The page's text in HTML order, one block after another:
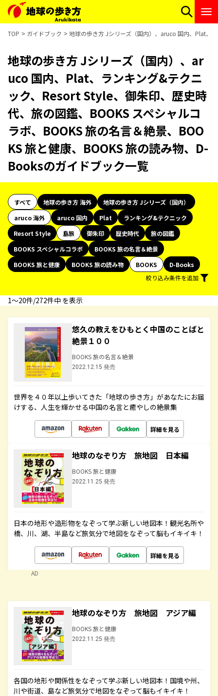
TOP ガイドブック 地球の歩き方 Jシリーズ（国内）、aruco 国内、Plat、
地球の歩き方 Jシリーズ（国内）、ar
uco 国内、Plat、ランキング&テクニ
ック、Resort Style、御朱印、歴史時
代、旅の図鑑、BOOKS スペシャルコ
ラボ、BOOKS 旅の名言＆絶景、BOO
KS 旅と健康、BOOKS 旅の読み物、D-
Booksのガイドブック一覧
すべて 地球の歩き方 海外
地球の歩き方 Jシリーズ（国内）
aruco 海外
aruco 国内 Plat
ランキング&テクニック
Resort Style
島旅 御朱印 歴史時代
旅の図鑑
BOOKS スペシャルコラボ
BOOKS 旅の名言＆絶景
BOOKS 旅と健康
BOOKS 旅の読み物 BOOKS
D-Books
絞り込み条件を追加
1〜20件/272件中 を表示
悠久の教えをひもとく中国のことばと
絶景１００
BOOKS 旅の名言＆絶景
2022.12.15 発売
世界を４０年以上歩いてきた「地球の歩き方」があなたにお届
けする、人生を輝かせる中国の名言と癒やしの絶景集
詳細を見る
地球のなぞり方 旅地図 日本編
BOOKS 旅と健康
2022.11.25 発売
日本の地形や造形物をなぞって学ぶ新しい地図本！観光名所や
橋、川、湖、半島など旅気分で地図をなぞって脳もイキイキ！
詳細を見る
AD
地球のなぞり方 旅地図 アジア編
BOOKS 旅と健康
2022.11.25 発売
各国の地形や関係性をなぞって学ぶ新しい地図本！国境や州、
川や街道、島など旅気分で地図をなぞって脳もイキイキ！